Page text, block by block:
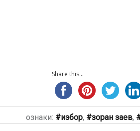
Share this...
ознаки: избор, зоран заев,